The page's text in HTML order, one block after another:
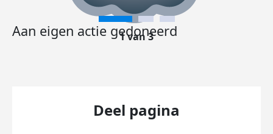
Aan eigen actie gedoneerd
1 van 3
Deel pagina